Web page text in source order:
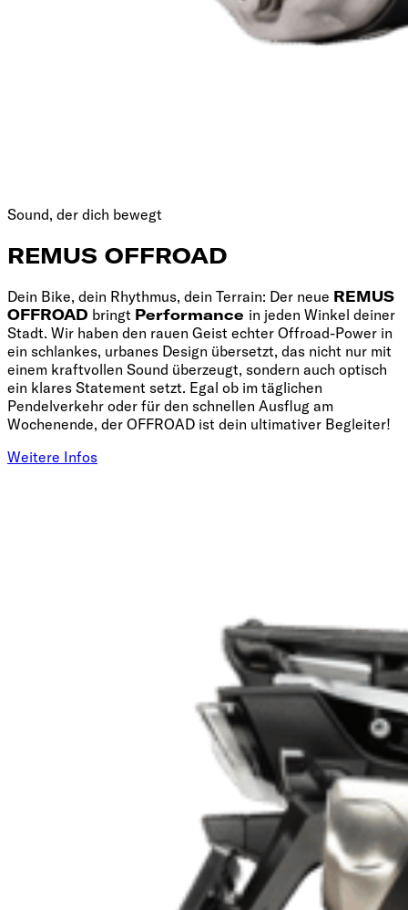
Sound, der dich bewegt
REMUS OFFROAD
Dein Bike, dein Rhythmus, dein Terrain: Der neue REMUS
OFFROAD bringt Performance in jeden Winkel deiner
Stadt. Wir haben den rauen Geist echter Offroad-Power in
ein schlankes, urbanes Design übersetzt, das nicht nur mit
einem kraftvollen Sound überzeugt, sondern auch optisch
ein klares Statement setzt. Egal ob im täglichen
Pendelverkehr oder für den schnellen Ausflug am
Wochenende, der OFFROAD ist dein ultimativer Begleiter!
Weitere Infos